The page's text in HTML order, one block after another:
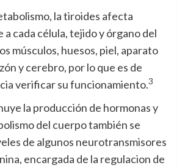
la tiroides afecta
cada célula, tejido y órgano del
músculos, huesos, piel, aparato
y cerebro, por lo que es de
verificar su funcionamiento.3
la producción de hormonas y
del cuerpo también se
de algunos neurotransmisores
encargada de la regulacion de